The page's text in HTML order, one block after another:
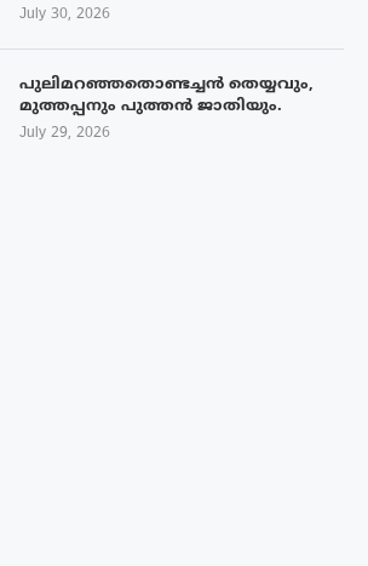
July 30, 2026
പുലിമറഞ്ഞതൊണ്ടച്ചൻ തെയ്യവും,
മുത്തപ്പനും പുത്തൻ ജാതിയും.
July 29, 2026